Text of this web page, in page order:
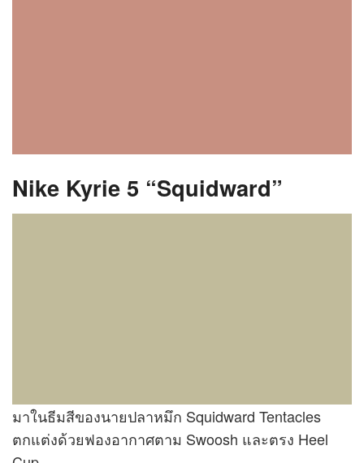
Nike Kyrie 5 “Squidward”
มาในธีมสีของนายปลาหมึก Squidward Tentacles
ตกแต่งด้วยฟองอากาศตาม Swoosh และตรง Heel